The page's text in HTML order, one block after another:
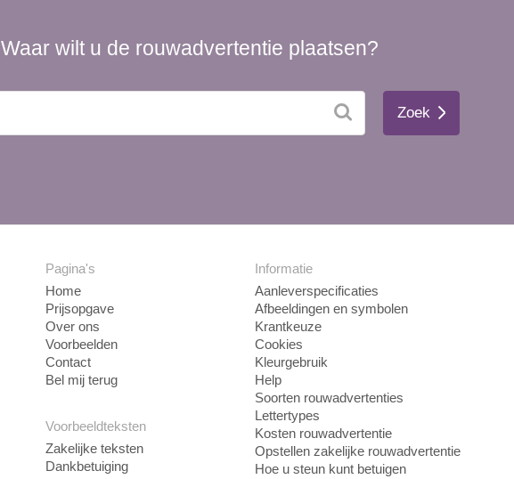
Waar wilt u de rouwadvertentie plaatsen?
Zoek
Pagina's
Home
Prijsopgave
Over ons
Voorbeelden
Contact
Bel mij terug
Voorbeeldteksten
Zakelijke teksten
Dankbetuiging
Informatie
Aanleverspecificaties
Afbeeldingen en symbolen
Krantkeuze
Cookies
Kleurgebruik
Help
Soorten rouwadvertenties
Lettertypes
Kosten rouwadvertentie
Opstellen zakelijke rouwadvertentie
Hoe u steun kunt betuigen